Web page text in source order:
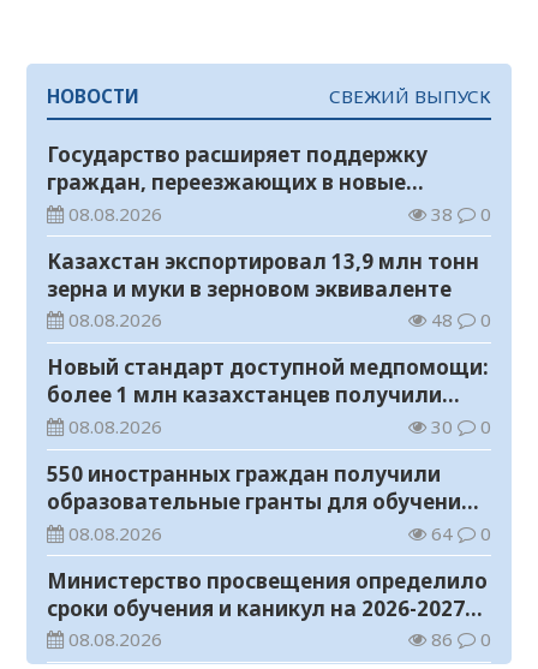
НОВОСТИ СВЕЖИЙ ВЫПУСК
Государство расширяет поддержку
граждан, переезжающих в новые
регионы для работы
08.08.2026 38 0
Казахстан экспортировал 13,9 млн тонн
зерна и муки в зерновом эквиваленте
08.08.2026 48 0
Новый стандарт доступной медпомощи:
более 1 млн казахстанцев получили
телемедицинские услуги
08.08.2026 30 0
550 иностранных граждан получили
образовательные гранты для обучения в
Казахстане
08.08.2026 64 0
Министерство просвещения определило
сроки обучения и каникул на 2026-2027
учебный год
08.08.2026 86 0